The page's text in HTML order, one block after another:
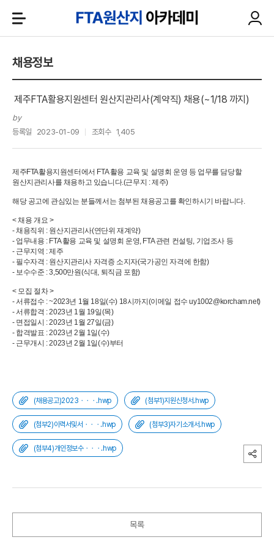
채용정보
제주FTA활용지원센터 원산지관리사(계약직) 채용(~1/18 까지)
by
등록일
2023-01-09 조회수 1,405
제주FTA활용지원센터에서 FTA 활용 교육 및 설명회 운영 등 업무를 담당할
원산지관리사를 채용하고 있습니다.(근무지 : 제주)
해당 공고에 관심있는 분들께서는 첨부된 채용공고를 확인하시기 바랍니다.
< 채용 개요 >
- 채용직위 : 원산지관리사(연단위 재계약)
- 업무내용 : FTA 활용 교육 및 설명회 운영, FTA 관련 컨설팅, 기업조사 등
- 근무지역 : 제주
- 필수자격 : 원산지관리사 자격증 소지자(국가공인 자격에 한함)
- 보수수준 : 3,500만원(식대, 퇴직금 포함)
< 모집 절차 >
- 서류접수 : ~2023년 1월 18일(수) 18시까지(이메일 접수 uy1002@korcham.net)
- 서류합격 : 2023년 1월 19일(목)
- 면접일시 : 2023년 1월 27일(금)
- 합격발표 : 2023년 2월 1일(수)
- 근무개시 : 2023년 2월 1일(수)부터
(채용공고)2023ㆍㆍㆍ.hwp (첨부1)지원신청서.hwp
(첨부2)이력서및서ㆍㆍㆍ.hwp (첨부3)자기소개서.hwp
(첨부4)개인정보수ㆍㆍㆍ.hwp
목록